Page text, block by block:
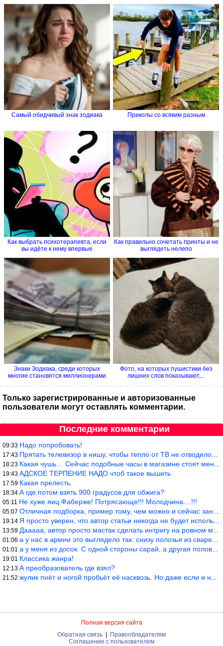
Самый обидчивый знак зодиака Приколы со всяким разным
Как выбрать психотерапевта, если
вы идёте к нему впервые
Как правильно сочетать принты и не
выглядеть нелепо
Знаки Зодиака, среди которых
многие становятся миллионерами
Фото, на которых пушистики без
лишних слов показывают,...
Только зарегистрированные и авторизованные
пользователи могут оставлять комментарии.
Последние комментарии
09:33 Надо попробовать!
17:43 Прятать телевизор в нишу, чтобы тепло от ТВ не отводилось и теле
18:23 Какая чушь… Сейчас подобные часы в магазине стоят меньше 10 долл
19:43 АДСКОЕ ТЕРПЕНИЕ НАДО чтоб такое вышить
17:59 Какая прелесть.
18:34 А где потом взять 900 градусов для обжига?
05:11 Не хуже яиц Фаберже! Потрясающе!!! Молодчина....!!!
05:07 Отличная подборка, пример тому, чем можно и сейчас заниматься…
19:14 Я просто уверен, что автор статьи никогда не будет использовать
13:59 Дааааа, автор просто мастак сделать интригу на ровном месте! А н
01:06 а у нас в армии это выглядело так: снизу полозья из сваренные тр
01:01 а у меня из досок. С одной стороны сарай, а другая половина — ду
19:01 Классика жанра!
12:13 А преобразователь где взял?
21:52 жулик пнёт и ногой пробьёт её насквозь. Но даже если и никогда н
Полная версия сайта
Обратная связь
Правообладателям
Соглашение с пользователем